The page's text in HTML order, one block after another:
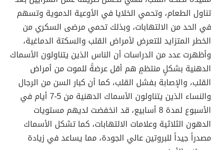
تناول الطعام، وتحمي الخلايا في الأوعية الدموية وتسهم
في الحد من الالتهابات، وبذلك تحمي مرضى السكري من
الخطر المتزايد للتعرض لأمراض القلب والسكتة الدماغية،
وأظهرت عدد من الدراسات أن الناس الذين يتناولون الأسماك
الدهنية بشكلٍ منتظمٍ هم أقل عرضةً للموت من أمراض
القلب، والإصابة بفشل القلب، كما أن كبار السن من الرجال
والنساء الذين يتناولون الأسماك الدهنية من 5-7 أيام في
الأسبوع لمدة 8 أسابيع، قد انخفضت لديهم مستويات
الدهون الثلاثية وعلامات الالتهابات، كما تشكل الأسماك
مصدراً جيداً للبروتين عالي الجودة، مما يساعد في زيادة